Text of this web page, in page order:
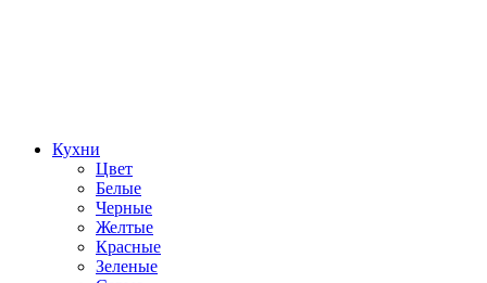
Кухни
Цвет
Белые
Черные
Желтые
Красные
Зеленые